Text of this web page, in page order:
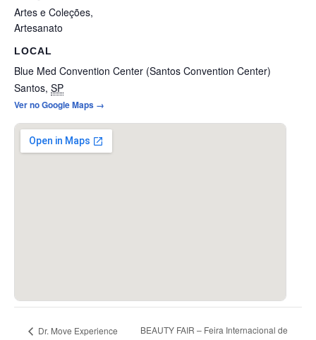
Artes e Coleções,
Artesanato
LOCAL
Blue Med Convention Center (Santos Convention Center)
Santos, SP
Ver no Google Maps →
Dr. Move Experience
BEAUTY FAIR – Feira Internacional de